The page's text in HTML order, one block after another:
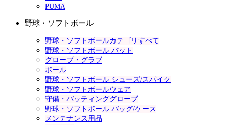
PUMA
野球・ソフトボール
野球・ソフトボールカテゴリすべて
野球・ソフトボール バット
グローブ・グラブ
ボール
野球・ソフトボール シューズ/スパイク
野球・ソフトボールウェア
守備・バッティンググローブ
野球・ソフトボール バッグ/ケース
メンテナンス用品